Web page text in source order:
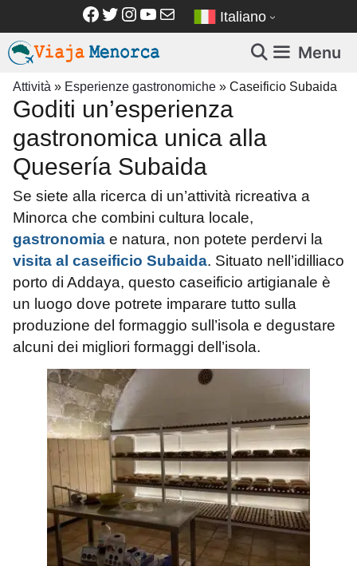
contenuto
Facebook
Twitter
Instagram
YouTube
Email Italiano
Menu
Attività » Esperienze gastronomiche » Caseificio Subaida
Goditi un’esperienza
gastronomica unica alla
Quesería Subaida
Se siete alla ricerca di un’attività ricreativa a
Minorca che combini cultura locale,
gastronomia e natura, non potete perdervi la
visita al caseificio Subaida. Situato nell’idilliaco
porto di Addaya, questo caseificio artigianale è
un luogo dove potrete imparare tutto sulla
produzione del formaggio sull’isola e degustare
alcuni dei migliori formaggi dell’isola.